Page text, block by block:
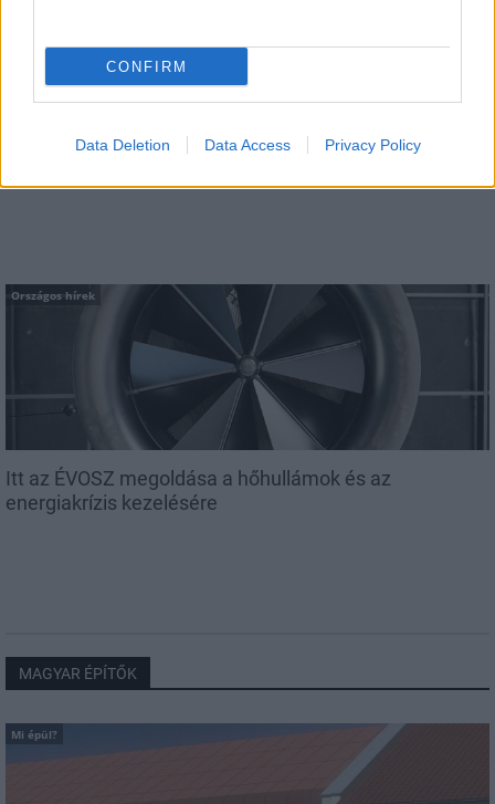
CONFIRM
Data Deletion Data Access Privacy Policy
A lakosságra is fontos szerep hárul a szúnyoginvázió
Országos hírek
Itt az ÉVOSZ megoldása a hőhullámok és az
energiakrízis kezelésére
MAGYAR ÉPÍTŐK
Mi épül?